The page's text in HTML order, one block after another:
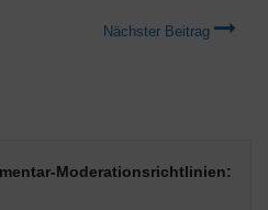
Nächster Beitrag
Moderationsrichtlinien: